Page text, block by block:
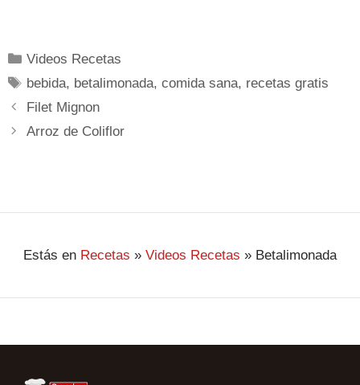
Videos Recetas
bebida, betalimonada,comida sana, recetas gratis
Filet Mignon
Arroz de Coliflor
Estás en Recetas » Videos Recetas » Betalimonada